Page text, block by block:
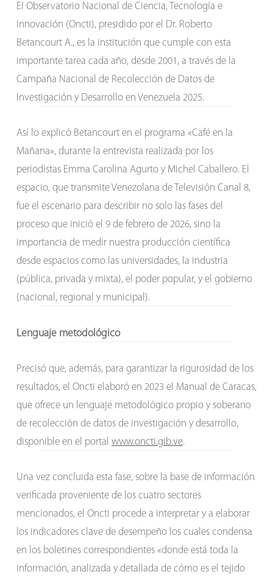
El Observatorio Nacional de Ciencia, Tecnología e
Innovación (Oncti), presidido por el Dr. Roberto
Betancourt A., es la institución que cumple con esta
importante tarea cada año, desde 2001, a través de la
Campaña Nacional de Recolección de Datos de
Investigación y Desarrollo en Venezuela 2025.
Así lo explicó Betancourt en el programa «Café en la
Mañana», durante la entrevista realizada por los
periodistas Emma Carolina Agurto y Michel Caballero. El
espacio, que transmite Venezolana de Televisión Canal 8,
fue el escenario para describir no solo las fases del
proceso que inició el 9 de febrero de 2026, sino la
importancia de medir nuestra producción científica
desde espacios como las universidades, la industria
(pública, privada y mixta), el poder popular, y el gobierno
(nacional, regional y municipal).
Lenguaje metodológico
Precisó que, además, para garantizar la rigurosidad de los
resultados, el Oncti elaboró en 2023 el Manual de Caracas,
que ofrece un lenguaje metodológico propio y soberano
de recolección de datos de investigación y desarrollo,
disponible en el portal www.oncti.gib.ve.
Una vez concluida esta fase, sobre la base de información
verificada proveniente de los cuatro sectores
mencionados, el Oncti procede a interpretar y a elaborar
los indicadores clave de desempeño los cuales condensa
en los boletines correspondientes «donde está toda la
información, analizada y detallada de cómo es el tejido